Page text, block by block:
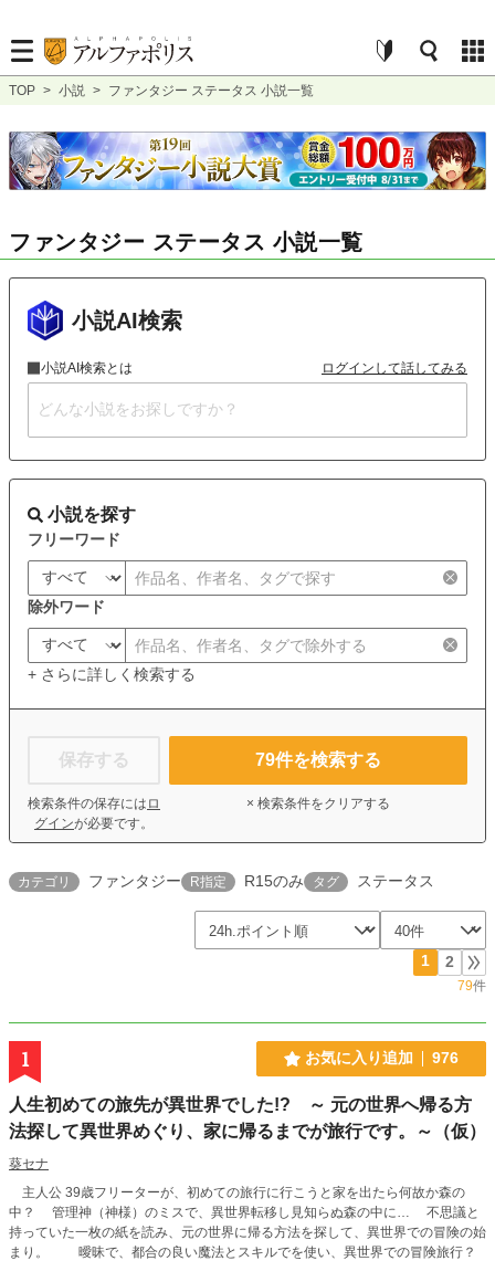
TOP > 小説 > ファンタジー ステータス 小説一覧
ファンタジー ステータス 小説一覧
小説AI検索
小説AI検索とは ログインして話してみる
小説を探す
フリーワード
除外ワード
+ さらに詳しく検索する
保存する
検索条件の保存には ロ
グインが必要です。
79件を検索する
× 検索条件をクリアする
カテゴリ ファンタジー R指定 R15のみ タグ ステータス
1 2
79件
1 お気に入り追加 976
人生初めての旅先が異世界でした!? ～ 元の世界へ帰る方
法探して異世界めぐり、家に帰るまでが旅行です。～（仮）
葵セナ
主人公 39歳フリーターが、初めての旅行に行こうと家を出たら何故か森の
中？ 管理神（神様）のミスで、異世界転移し見知らぬ森の中に… 不思議と
持っていた一枚の紙を読み、元の世界に帰る方法を探して、異世界での冒険の始
まり。 曖昧で、都合の良い魔法とスキルでを使い、異世界での冒険旅行？